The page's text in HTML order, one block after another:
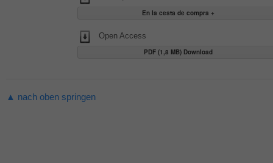
Open Access
PDF (1,8 MB) Download
▲ nach oben springen